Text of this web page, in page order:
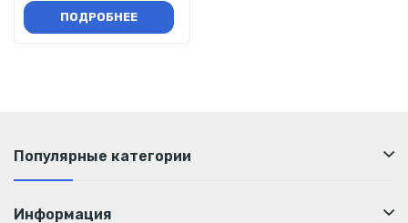
ПОДРОБНЕЕ
Популярные категории
Информация